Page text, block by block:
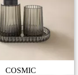
COSMIC